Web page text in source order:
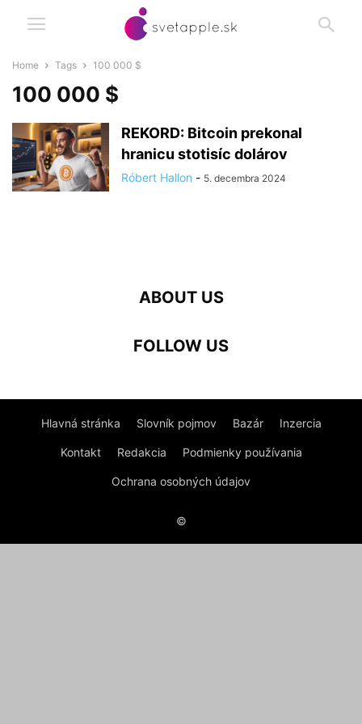
Home Tags 100 000 $
100 000 $
REKORD: Bitcoin prekonal
hranicu stotisíc dolárov
Róbert Hallon - 5. decembra 2024
ABOUT US
FOLLOW US
Hlavná stránka Slovník pojmov Bazár Inzercia
Kontakt Redakcia Podmienky používania
Ochrana osobných údajov
©